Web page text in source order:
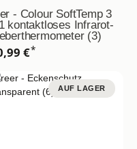
- Colour SoftTemp 3
kontaktloses Infrarot-
(3)
€*
AUF LAGER